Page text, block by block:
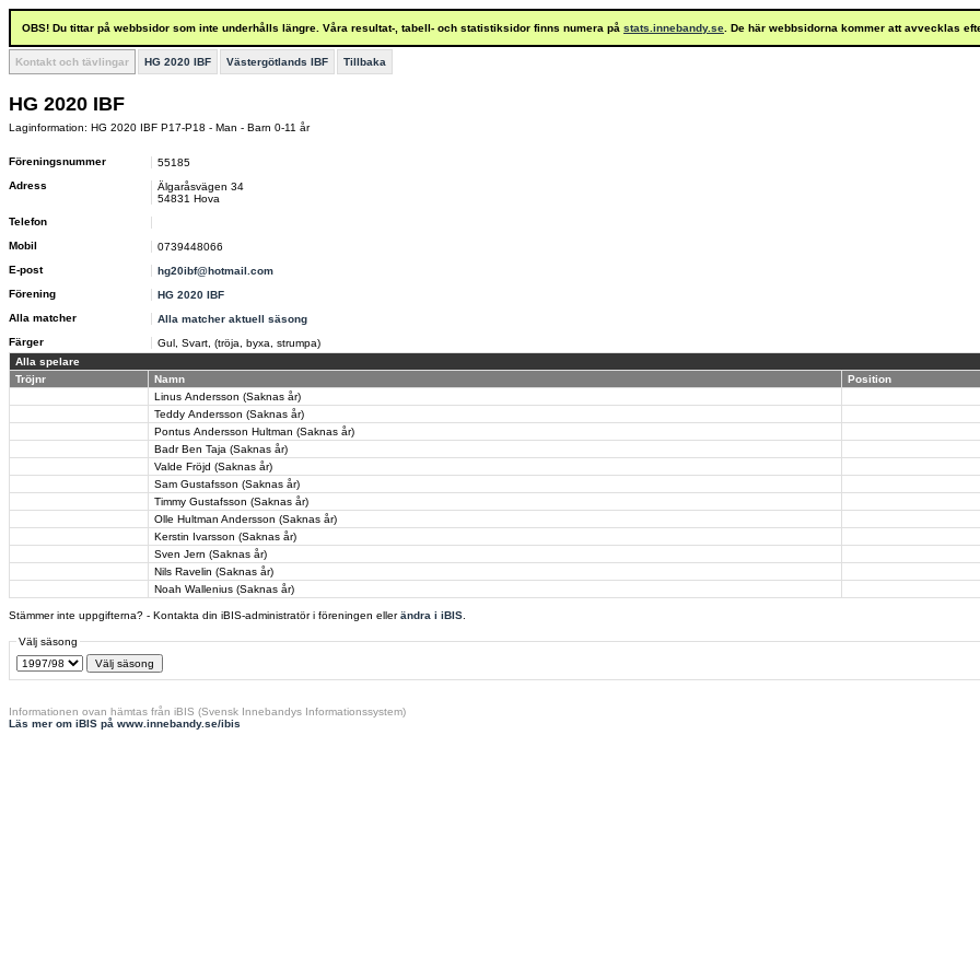
OBS! Du tittar på webbsidor som inte underhålls längre. Våra resultat-, tabell- och statistiksidor finns numera på stats.innebandy.se . De här webbsidorna kommer att avvecklas
Kontakt och tävlingar HG 2020 IBF Västergötlands IBF Tillbaka
HG 2020 IBF
Laginformation: HG 2020 IBF P17-P18 - Man - Barn 0-11 år
Föreningsnummer
55185
Adress
Älgaråsvägen 34
54831 Hova
Telefon
Mobil
0739448066
E-post
hg20ibf@hotmail.com
Förening
HG 2020 IBF
Alla matcher
Alla matcher aktuell säsong
Färger
Gul, Svart, (tröja, byxa, strumpa)
Alla spelare
Tröjnr
Namn
Position
Linus Andersson (Saknas år)
Teddy Andersson (Saknas år)
Pontus Andersson Hultman (Saknas år)
Badr Ben Taja (Saknas år)
Valde Fröjd (Saknas år)
Sam Gustafsson (Saknas år)
Timmy Gustafsson (Saknas år)
Olle Hultman Andersson (Saknas år)
Kerstin Ivarsson (Saknas år)
Sven Jern (Saknas år)
Nils Ravelin (Saknas år)
Noah Wallenius (Saknas år)
Stämmer inte uppgifterna? - Kontakta din iBIS-administratör i föreningen ellerändra i iBIS
Välj säsong
Informationen ovan hämtas från iBIS (Svensk Innebandys Informationssystem)
Läs mer om iBIS på www.innebandy.se/ibis